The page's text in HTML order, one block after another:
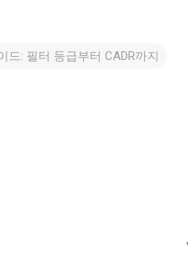
드: 필터 등급부터 CADR까지